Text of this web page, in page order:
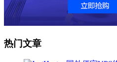
热门文章